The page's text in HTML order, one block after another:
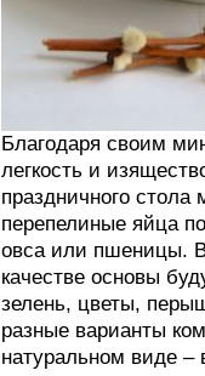
Благодаря своим
легкость и
праздничного стола
перепелиные яйца
овса или пшеницы.
качестве основы
зелень, цветы,
разные варианты
натуральном виде –